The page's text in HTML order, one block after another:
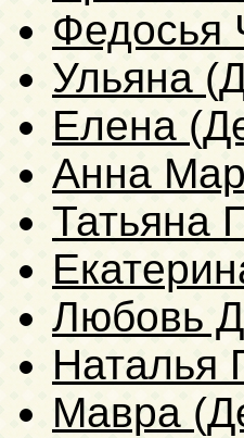
Федосья
Ульяна
Елена
Анна
Татьяна
Любовь
Наталья
Мавра